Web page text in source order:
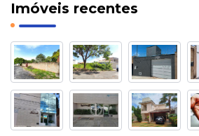
Imóveis recentes